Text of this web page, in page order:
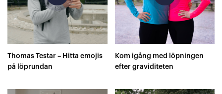
Thomas Testar – Hitta emojis
på löprundan
Kom igång med löpningen
efter graviditeten